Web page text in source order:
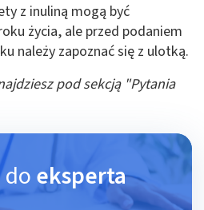
z inuliną mogą być
życia, ale przed podaniem
należy zapoznać się z ulotką.
pod sekcją "Pytania
eksperta